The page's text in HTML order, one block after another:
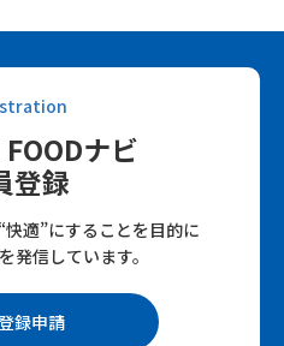
ナビ
登録
適”にすることを目的に
発信しています。
録申請